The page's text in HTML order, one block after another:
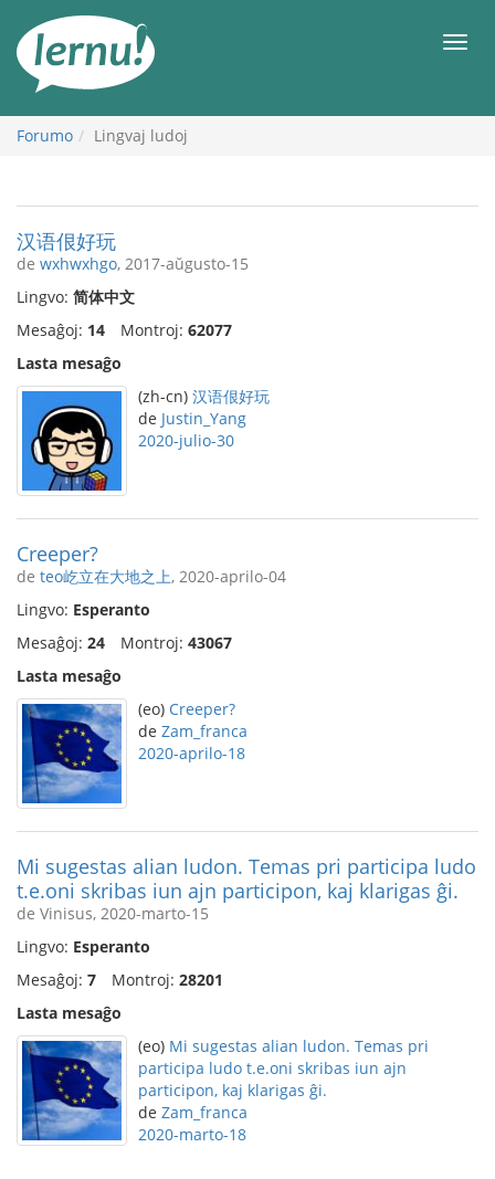
enhavo
Forumo Lingvaj ludoj
汉语佷好玩
de wxhwxhgo, 2017-aŭgusto-15
Lingvo: 简体中文
Mesaĝoj: 14 Montroj: 62077
Lasta mesaĝo
(zh-cn) 汉语佷好玩
de Justin_Yang
2020-julio-30
Creeper?
de teo屹立在大地之上, 2020-aprilo-04
Lingvo: Esperanto
Mesaĝoj: 24 Montroj: 43067
Lasta mesaĝo
(eo) Creeper?
de Zam_franca
2020-aprilo-18
Mi sugestas alian ludon. Temas pri participa ludo
t.e.oni skribas iun ajn participon, kaj klarigas ĝi.
de Vinisus, 2020-marto-15
Lingvo: Esperanto
Mesaĝoj: 7 Montroj: 28201
Lasta mesaĝo
(eo) Mi sugestas alian ludon. Temas pri
participa ludo t.e.oni skribas iun ajn
participon, kaj klarigas ĝi.
de Zam_franca
2020-marto-18